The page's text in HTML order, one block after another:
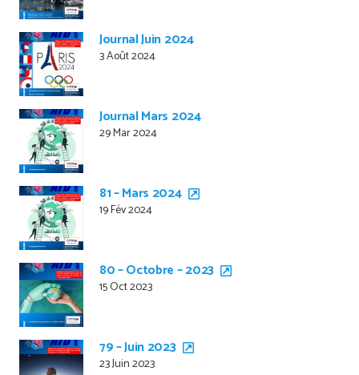
Journal Juin 2024
3 Août 2024
Journal Mars 2024
29 Mar 2024
81 – Mars 2024
19 Fév 2024
80 – Octobre – 2023
15 Oct 2023
79 – Juin 2023
23 Juin 2023